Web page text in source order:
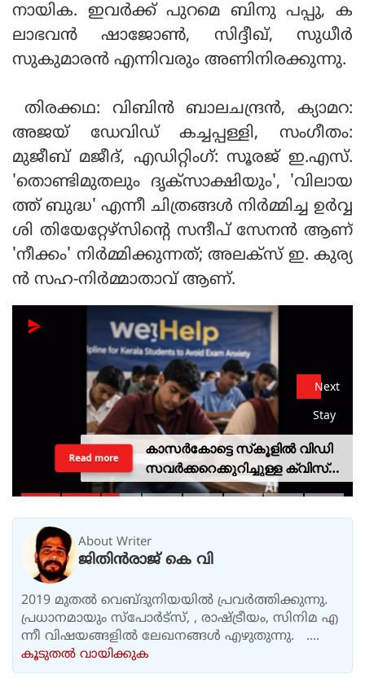
നായിക. ഇവര്‍ക്ക് പുറമെ ബിനു പപ്പു, ക
ലാഭവന്‍ ഷാജോണ്‍, സിദ്ദീഖ്, സുധീര്‍
സുകുമാരന്‍ എന്നിവരും അണിനിരക്കുന്നു.
തിരക്കഥ: വിബിന്‍ ബാലചന്ദ്രന്‍, ക്യാമറ:
അജയ് ഡേവിഡ് കച്ചപ്പള്ളി, സംഗീതം:
മുജീബ് മജീദ്, എഡിറ്റിംഗ്: സൂരജ് ഇ.എസ്.
'തൊണ്ടിമുതലും ദൃക്സാക്ഷിയും', 'വിലായ
ത്ത് ബുദ്ധ' എന്നീ ചിത്രങ്ങള്‍ നിര്‍മ്മിച്ച ഉര്‍വ്വ
ശി തിയേറ്റേഴ്സിന്റെ സന്ദീപ് സേനന്‍ ആണ്
'നീക്കം' നിര്‍മ്മിക്കുന്നത്; അലക്സ് ഇ. കുര്യ
ന്‍ സഹ-നിര്‍മ്മാതാവ് ആണ്.
Next
Stay
കാസര്‍കോട്ടെ സ്‌കൂളില്‍ വിഡി
സവര്‍ക്കറെക്കുറിച്ചുള്ള ക്വിസ്
മത്സരം; അന്വേഷണത്തിന്
Read more
About Writer
ജിതിൻരാജ് കെ വി
2019 മുതൽ വെബ്ദുനിയയിൽ പ്രവർത്തിക്കുന്നു.
പ്രധാനമായും സ്പോർട്സ്, , രാഷ്ട്രീയം, സിനിമ എ
ന്നീ വിഷയങ്ങളിൽ ലേഖനങ്ങൾ എഴുതുന്നു. ....
കൂടുതല്‍ വായിക്കുക